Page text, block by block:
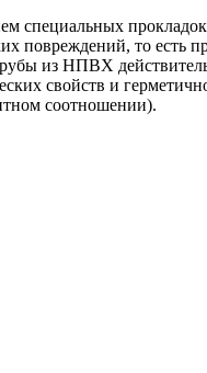
специальных
повреждений, то есть
из НПВХ
свойств и
соотношении).